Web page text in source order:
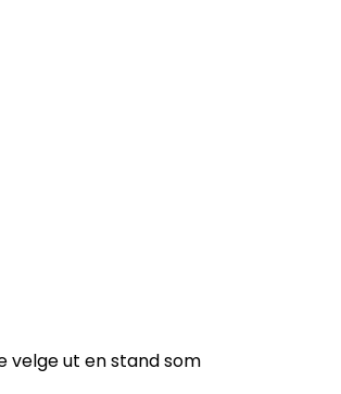
velge ut en stand som